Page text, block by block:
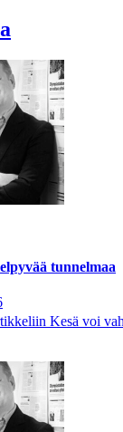
tunnelmaa
Kesä voi